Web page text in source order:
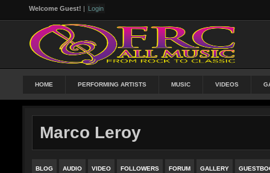
Welcome Guest! | Login
HOME PERFORMING ARTISTS MUSIC VIDEOS
Marco Leroy
BLOG AUDIO VIDEO FOLLOWERS FORUM GALLERY